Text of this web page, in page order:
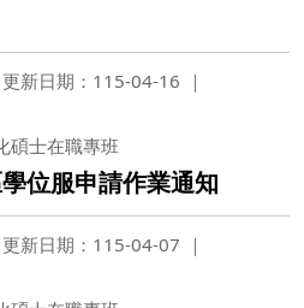
更新日期：115-04-16
碩士在職專班
位服申請作業通知
更新日期：115-04-07